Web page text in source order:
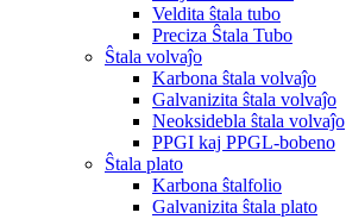
Veldita ŝtala tubo
Preciza Ŝtala Tubo
Ŝtala volvaĵo
Karbona ŝtala volvaĵo
Galvanizita ŝtala volvaĵo
Neoksidebla ŝtala volvaĵo
PPGI kaj PPGL-bobeno
Ŝtala plato
Karbona ŝtalfolio
Galvanizita ŝtala plato